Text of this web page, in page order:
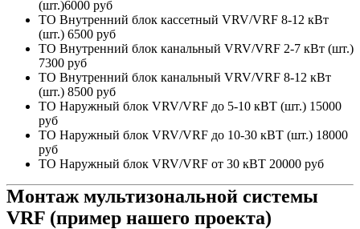
(шт.)6000 руб
ТО Внутренний блок кассетный VRV/VRF 8-12 кВт
(шт.) 6500 руб
ТО Внутренний блок канальный VRV/VRF 2-7 кВт (шт.)
7300 руб
ТО Внутренний блок канальный VRV/VRF 8-12 кВт
(шт.) 8500 руб
ТО Наружный блок VRV/VRF до 5-10 кВТ (шт.) 15000
руб
ТО Наружный блок VRV/VRF до 10-30 кВТ (шт.) 18000
руб
ТО Наружный блок VRV/VRF от 30 кВТ 20000 руб
Монтаж мультизональной системы
VRF (пример нашего проекта)